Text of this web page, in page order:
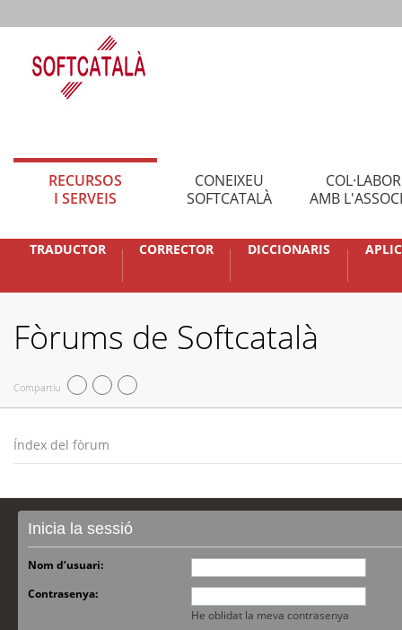
RECURSOS
I SERVEIS
CONEIXEU
SOFTCATALÀ
AMB
TRADUCTOR CORRECTOR DICCIONARIS
Fòrums de Softcatalà
Compartiu
Índex del fòrum
Inicia la sessió
Nom d’usuari:
Contrasenya:
He oblidat la meva contrasenya